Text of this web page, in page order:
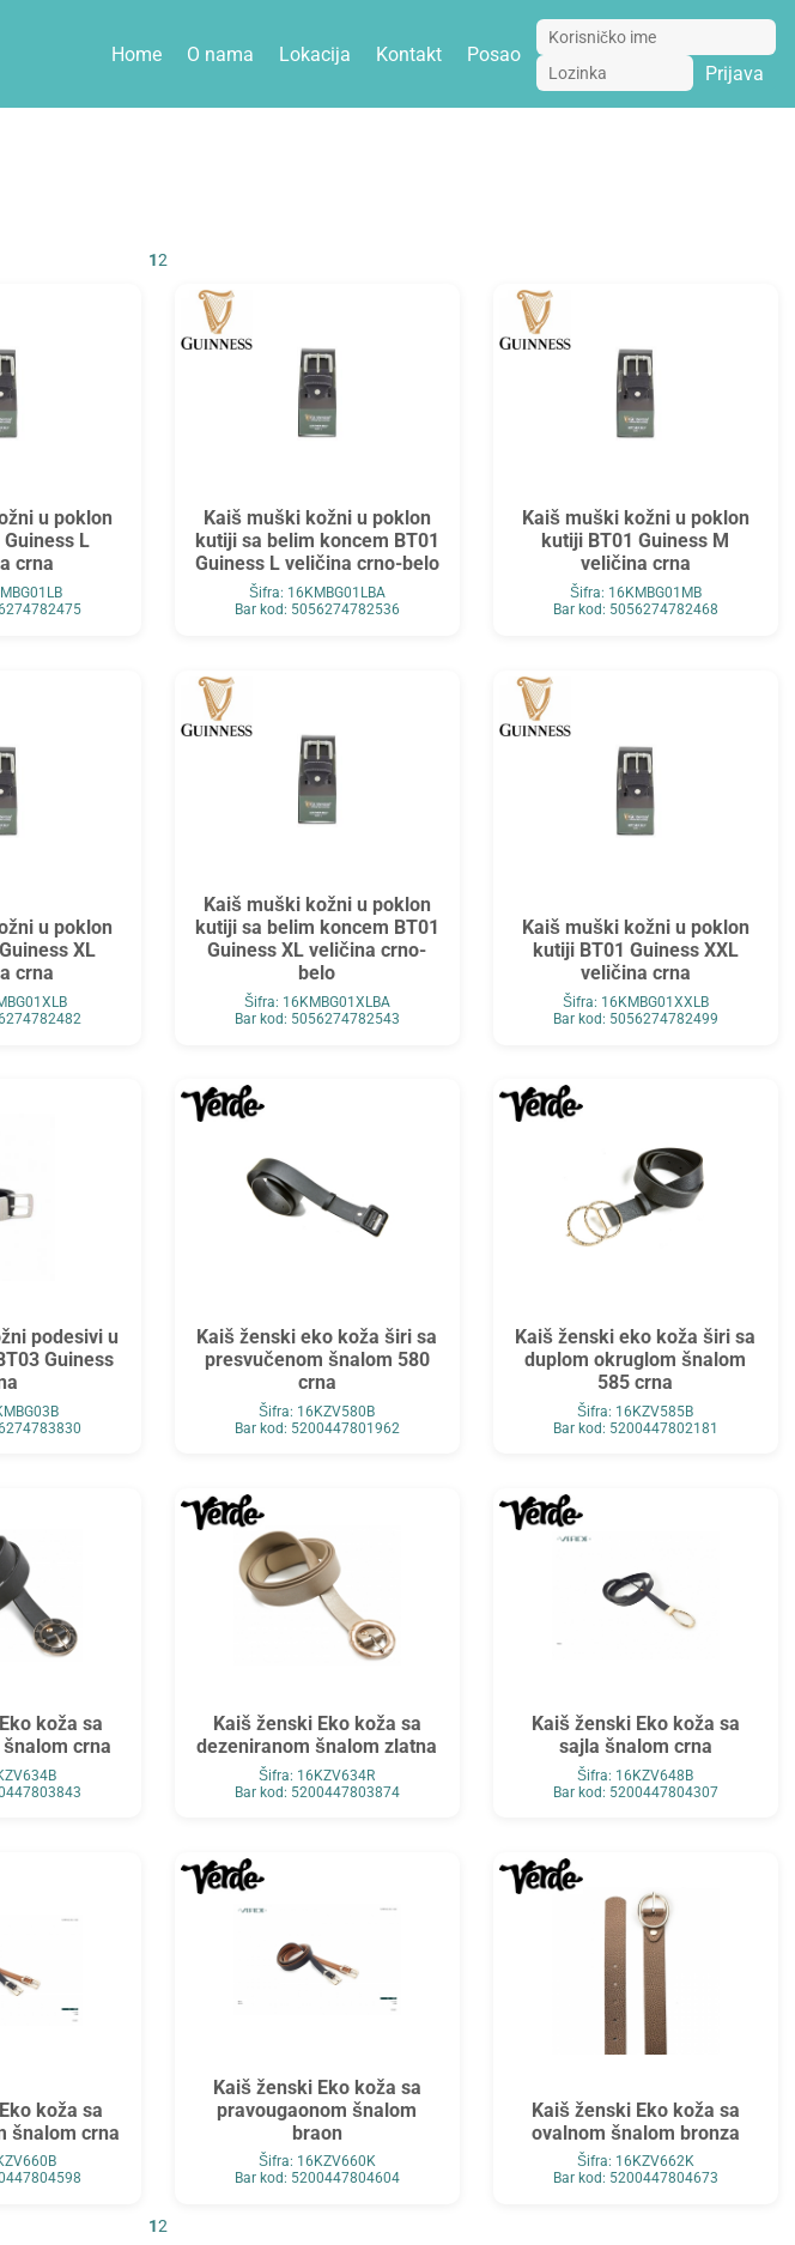
Home O nama Lokacija Kontakt
Posao
Prijava
12
u poklon
L
crna
Kaiš muški kožni u poklon
kutiji sa belim koncem BT01
Guiness L veličina crno-belo
Šifra: 16KMBG01LBA
Bar kod: 5056274782536
Kaiš muški kožni u poklon
kutiji BT01 Guiness M
veličina crna
Šifra: 16KMBG01MB
Bar kod: 5056274782468
u poklon
XL
crna
Kaiš muški kožni u poklon
kutiji sa belim koncem BT01
Guiness XL veličina crno-
belo
Šifra: 16KMBG01XLBA
Bar kod: 5056274782543
Kaiš muški kožni u poklon
kutiji BT01 Guiness XXL
veličina crna
Šifra: 16KMBG01XXLB
Bar kod: 5056274782499
podesivi u
Guiness
Kaiš ženski eko koža širi sa
presvučenom šnalom 580
crna
Šifra: 16KZV580B
Bar kod: 5200447801962
Kaiš ženski eko koža širi sa
duplom okruglom šnalom
585 crna
Šifra: 16KZV585B
Bar kod: 5200447802181
koža sa
crna
Kaiš ženski Eko koža sa
dezeniranom šnalom zlatna
Šifra: 16KZV634R
Bar kod: 5200447803874
Kaiš ženski Eko koža sa
sajla šnalom crna
Šifra: 16KZV648B
Bar kod: 5200447804307
koža sa
šnalom crna
Kaiš ženski Eko koža sa
pravougaonom šnalom
braon
Šifra: 16KZV660K
Bar kod: 5200447804604
Kaiš ženski Eko koža sa
ovalnom šnalom bronza
Šifra: 16KZV662K
Bar kod: 5200447804673
12